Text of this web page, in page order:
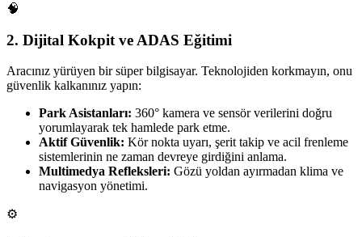
🧠
2. Dijital Kokpit ve ADAS Eğitimi
Aracınız yürüyen bir süper bilgisayar. Teknolojiden korkmayın, onu
güvenlik kalkanınız yapın:
Park Asistanları: 360° kamera ve sensör verilerini doğru
yorumlayarak tek hamlede park etme.
Aktif Güvenlik: Kör nokta uyarı, şerit takip ve acil frenleme
sistemlerinin ne zaman devreye girdiğini anlama.
Multimedya Refleksleri: Gözü yoldan ayırmadan klima ve
navigasyon yönetimi.
⚙️